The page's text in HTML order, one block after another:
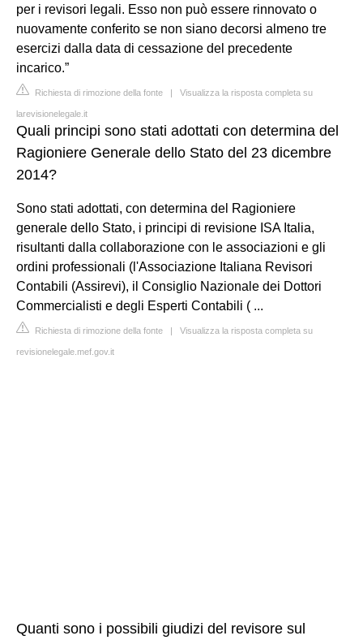
per i revisori legali. Esso non può essere rinnovato o
nuovamente conferito se non siano decorsi almeno tre
esercizi dalla data di cessazione del precedente
incarico.”
Richiesta di rimozione della fonte | Visualizza la risposta completa su
larevisionelegale.it
Quali principi sono stati adottati con determina del
Ragioniere Generale dello Stato del 23 dicembre
2014?
Sono stati adottati, con determina del Ragioniere
generale dello Stato, i principi di revisione ISA Italia,
risultanti dalla collaborazione con le associazioni e gli
ordini professionali (l'Associazione Italiana Revisori
Contabili (Assirevi), il Consiglio Nazionale dei Dottori
Commercialisti e degli Esperti Contabili ( ...
Richiesta di rimozione della fonte | Visualizza la risposta completa su
revisionelegale.mef.gov.it
Quanti sono i possibili giudizi del revisore sul